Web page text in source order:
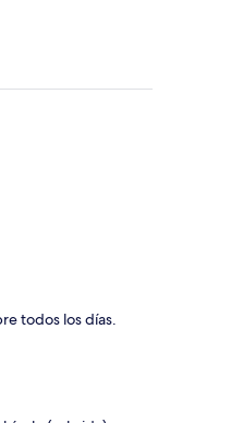
todos los días.